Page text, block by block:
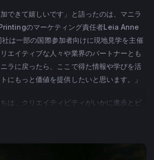
加できて嬉しいです」と語ったのは、マニラ
のマーケティング責任者Leia Anne
は一部の国際参加者向けに現地見学を主催
エイティブな人々や業界のパートナーとも
ラに戻ったら、ここで得た情報や学びを活
にもっと価値を提供したいと思います。」
は、クリエイティビティがいかに進歩とビ
かについて様々なアプローチを共有し、参